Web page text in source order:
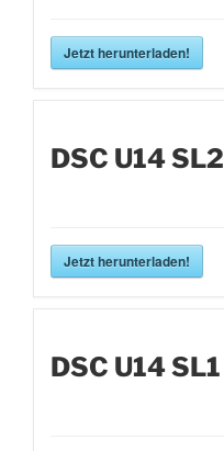
Jetzt herunterladen!
DSC U14 SL2
Jetzt herunterladen!
DSC U14 SL1